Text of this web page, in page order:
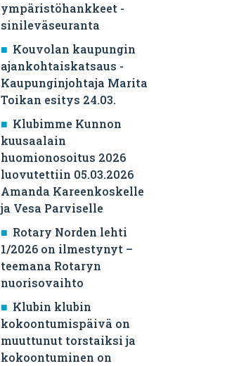
ympäristöhankkeet -
sinileväseuranta
Kouvolan kaupungin
ajankohtaiskatsaus -
Kaupunginjohtaja Marita
Toikan esitys 24.03.
Klubimme Kunnon
kuusaalain
huomionosoitus 2026
luovutettiin 05.03.2026
Amanda Kareenkoskelle
ja Vesa Parviselle
​Rotary Norden lehti
1/2026 on ilmestynyt –
teemana Rotaryn
nuorisovaihto
Klubin klubin
kokoontumispäivä on
muuttunut torstaiksi ja
kokoontuminen on